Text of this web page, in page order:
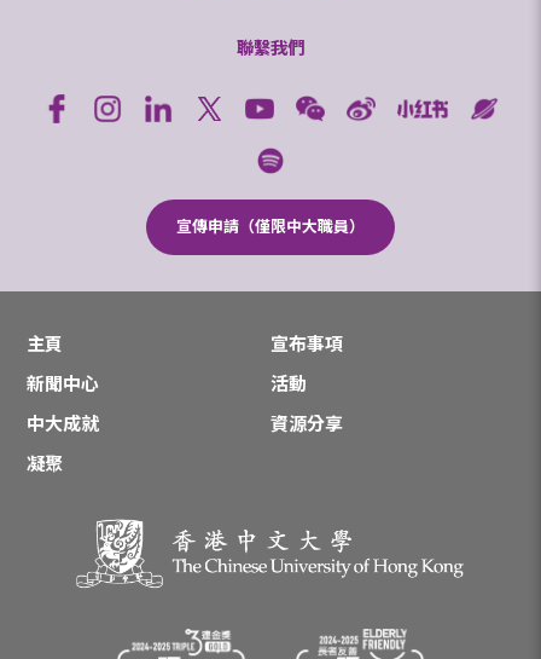
聯繫我們
宣傳申請（僅限中大職員）
主頁
宣布事項
新聞中心
活動
中大成就
資源分享
凝聚